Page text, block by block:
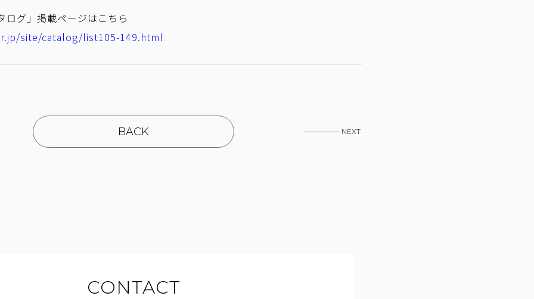
グ」掲載ページはこちら
site/catalog/list105-149.html
BACK ————— NEXT
CONTACT